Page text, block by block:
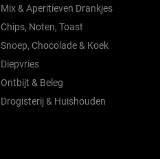
Mix & Aperitieven Drankjes
Chips, Noten, Toast
Snoep, Chocolade & Koek
Diepvries
Ontbijt & Beleg
Drogisterij & Huishouden